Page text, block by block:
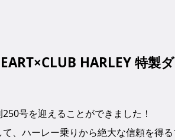
HARLEY 特製
号を迎えることができました！
、ハーレー乗りから絶大な信頼を得